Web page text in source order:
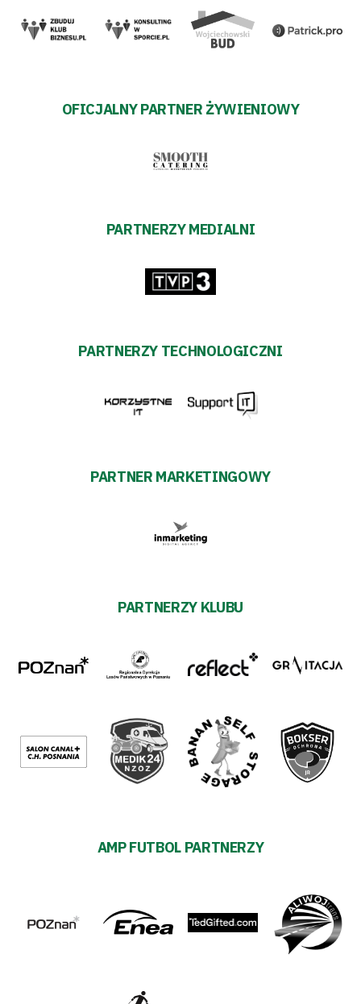
OFICJALNY PARTNER ŻYWIENIOWY
PARTNERZY MEDIALNI
PARTNERZY TECHNOLOGICZNI
PARTNER MARKETINGOWY
PARTNERZY KLUBU
AMP FUTBOL PARTNERZY